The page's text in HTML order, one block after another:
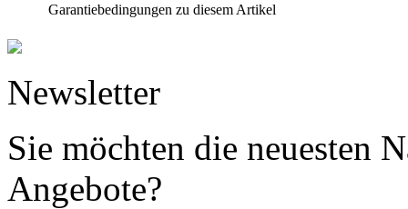
Garantiebedingungen zu diesem Artikel
Newsletter
Sie möchten die neuesten
Angebote?